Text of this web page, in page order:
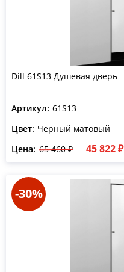
Dill 61S13 Душевая дверь
Артикул: 61S13
Цвет: Черный матовый
Цена: 65 460 ₽ 45 822 ₽
-30%